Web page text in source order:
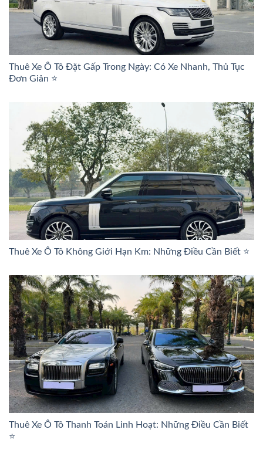
Thuê Xe Ô Tô Đặt Gấp Trong Ngày: Có Xe Nhanh, Thủ Tục
Đơn Giản ⭐
Thuê Xe Ô Tô Không Giới Hạn Km: Những Điều Cần Biết ⭐
Thuê Xe Ô Tô Thanh Toán Linh Hoạt: Những Điều Cần Biết
⭐